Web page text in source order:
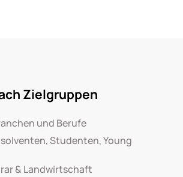
Zielgruppen
und Berufe
Studenten, Young
& Landwirtschaft